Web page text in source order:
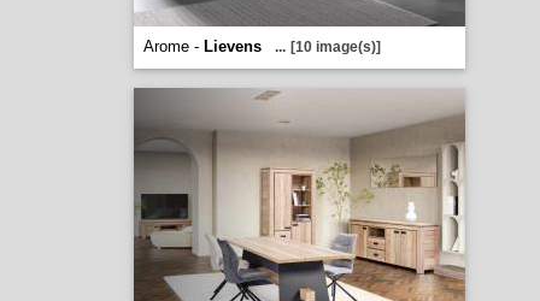
Arome - Lievens ... [10 image(s)]